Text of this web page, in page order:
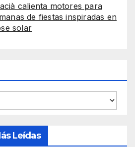
calienta motores para
de fiestas inspiradas en
solar
Leídas